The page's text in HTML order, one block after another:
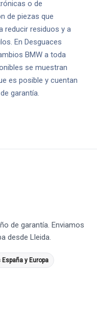
o de
de piezas que
reducir residuos y a
En Desguaces
BMW a toda
se muestran
es posible y cuentan
garantía.
de garantía. Enviamos
desde Lleida.
España y Europa